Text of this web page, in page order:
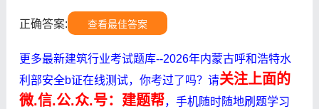
正确答案: 查看最佳答案
更多最新建筑行业考试题库--2026年内蒙古呼和浩特水
利部安全b证在线测试，你考过了吗？请关注上面的
微.信.公.众.号：建题帮，手机随时随地刷题学习